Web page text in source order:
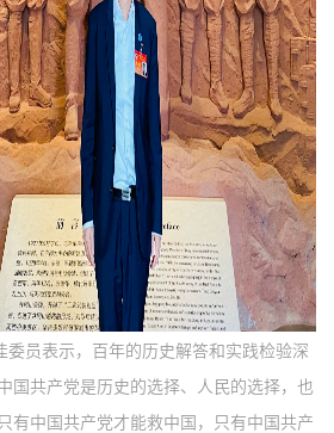
员表示，百年的历史解答和实践检验深
国共产党是历史的选择、人民的选择，也
有中国共产党才能救中国，只有中国共产